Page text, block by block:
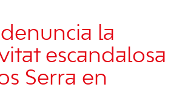
denuncia la
escandalosa
Serra en